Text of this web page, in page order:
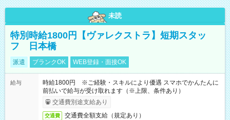
未読
特別時給1800円【ヴァレクストラ】短期スタッ
フ 日本橋
派遣 ブランクOK WEB登録・面接OK
給与
時給1800円 ※ご経験・スキルにより優遇 スマホでかんたんに
前払いで給与が受け取れます（※上限、条件あり）
交通費別途支給あり
交通費 交通費全額支給（規定あり）